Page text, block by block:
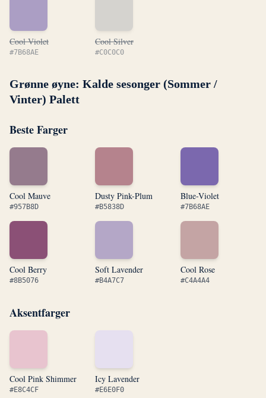
Cool Violet
#7B68AE
Cool Silver
#C0C0C0
Grønne øyne: Kalde sesonger (Sommer /
Vinter) Palett
Beste Farger
Cool Mauve
#957B8D
Dusty Pink-Plum
#B5838D
Blue-Violet
#7B68AE
Cool Berry
#8B5076
Soft Lavender
#B4A7C7
Cool Rose
#C4A4A4
Aksentfarger
Cool Pink Shimmer
#E8C4CF
Icy Lavender
#E6E0F0